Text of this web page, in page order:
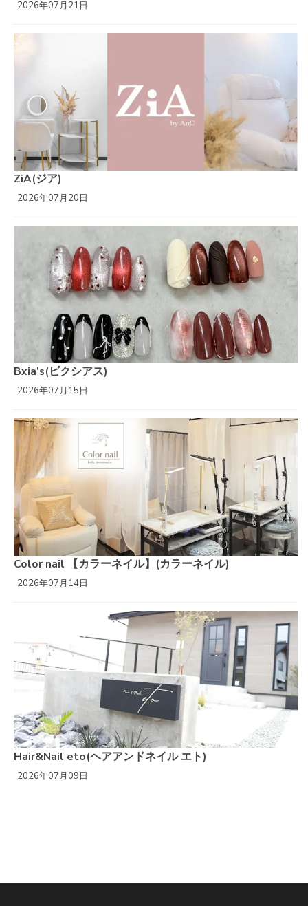
2026年07月21日
ZiA(ジア)
2026年07月20日
Bxia’s(ビクシアス)
2026年07月15日
Color nail 【カラーネイル】(カラーネイル)
2026年07月14日
Hair&Nail eto(ヘアアンドネイル エト)
2026年07月09日